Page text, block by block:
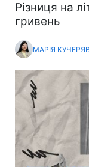
Різниця на
гривень
МАРІЯ